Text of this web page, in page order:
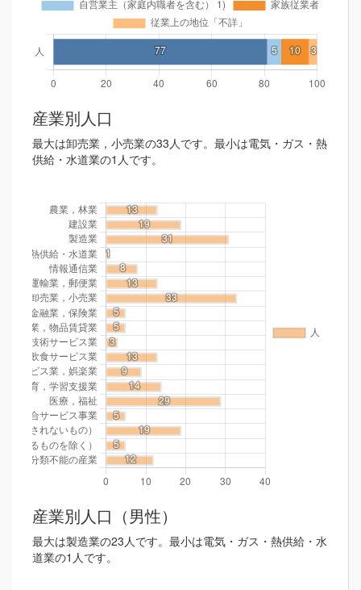
産業別人口
最大は卸売業，小売業の33人です。最小は電気・ガス・熱
供給・水道業の1人です。
産業別人口（男性）
最大は製造業の23人です。最小は電気・ガス・熱供給・水
道業の1人です。